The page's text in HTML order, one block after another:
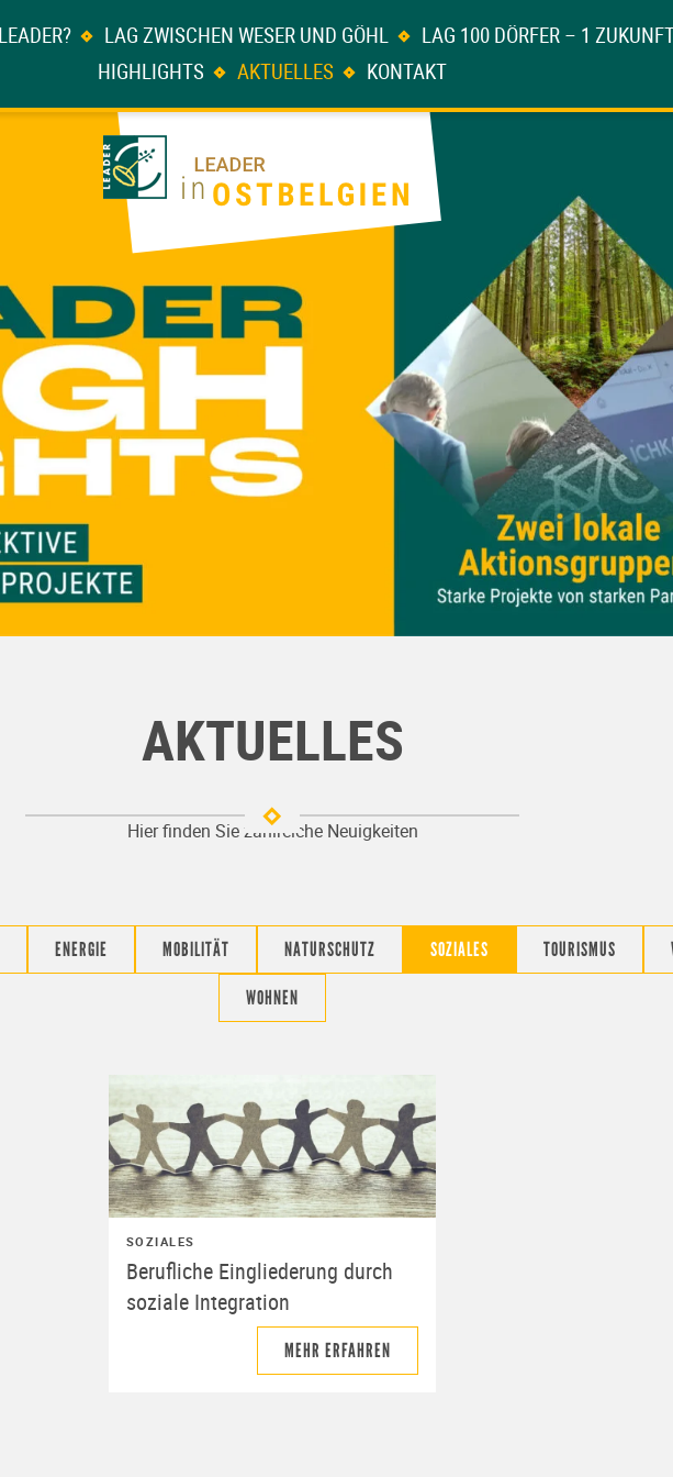
LAG ZWISCHEN WESER UND GÖHL
LAG 100 DÖRFER – 1
HIGHLIGHTS
AKTUELLES KONTAKT
AKTUELLES
Hier finden Sie zahlreiche Neuigkeiten
ENERGIE MOBILITÄT NATURSCHUTZ SOZIALES TOURISMUS
WOHNEN
SOZIALES
Berufliche Eingliederung durch
soziale Integration
MEHR ERFAHREN